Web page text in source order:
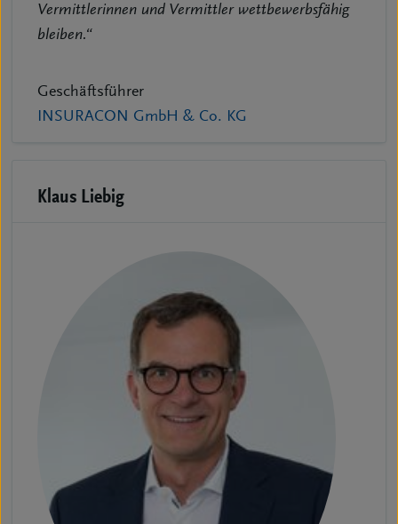
Vermittlerinnen und Vermittler wettbewerbsfähig
bleiben.“
Geschäftsführer
INSURACON GmbH & Co. KG
Klaus Liebig